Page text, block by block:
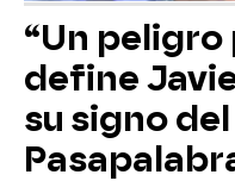
“Un peligro
define
su signo